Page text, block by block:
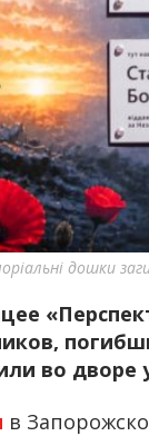
дошки
во дворе
в